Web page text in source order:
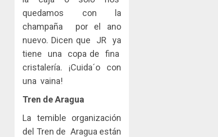
quedamos con la
champaña por el ano
nuevo. Dicen que JR ya
tiene una copa de fina
cristalería. ¡Cuida´o con
una vaina!
Tren de Aragua
La temible organización
del Tren de Aragua están